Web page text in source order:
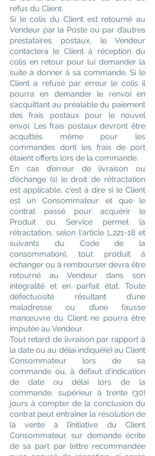
refus du Client.
Si le colis du Client est retourné au
Vendeur par la Poste ou par d’autres
prestataires postaux, le Vendeur
contactera le Client à réception du
colis en retour pour lui demander la
suite à donner à sa commande. Si le
Client a refusé par erreur le colis il
pourra en demander le renvoi en
s’acquittant au préalable du paiement
des frais postaux pour le nouvel
envoi. Les frais postaux devront être
acquittés même pour les
commandes dont les frais de port
étaient offerts lors de la commande.
En cas d’erreur de livraison ou
d’échange (si le droit de rétractation
est applicable, c'est à dire si le Client
est un Consommateur et que le
contrat passé pour acquérir le
Produit ou Service permet la
rétractation, selon l'article L.221-18 et
suivants du Code de la
consommation), tout produit à
échanger ou à rembourser devra être
retourné au Vendeur dans son
intégralité et en parfait état. Toute
défectuosité résultant d’une
maladresse ou d’une fausse
manœuvre du Client ne pourra être
imputée au Vendeur.
Tout retard de livraison par rapport à
la date ou au délai indiqué(e) au Client
Consommateur lors de sa
commande ou, à défaut d'indication
de date ou délai lors de la
commande, supérieur à trente (30)
jours à compter de la conclusion du
contrat peut entraîner la résolution de
la vente à l’initiative du Client
Consommateur, sur demande écrite
de sa part par lettre recommandée